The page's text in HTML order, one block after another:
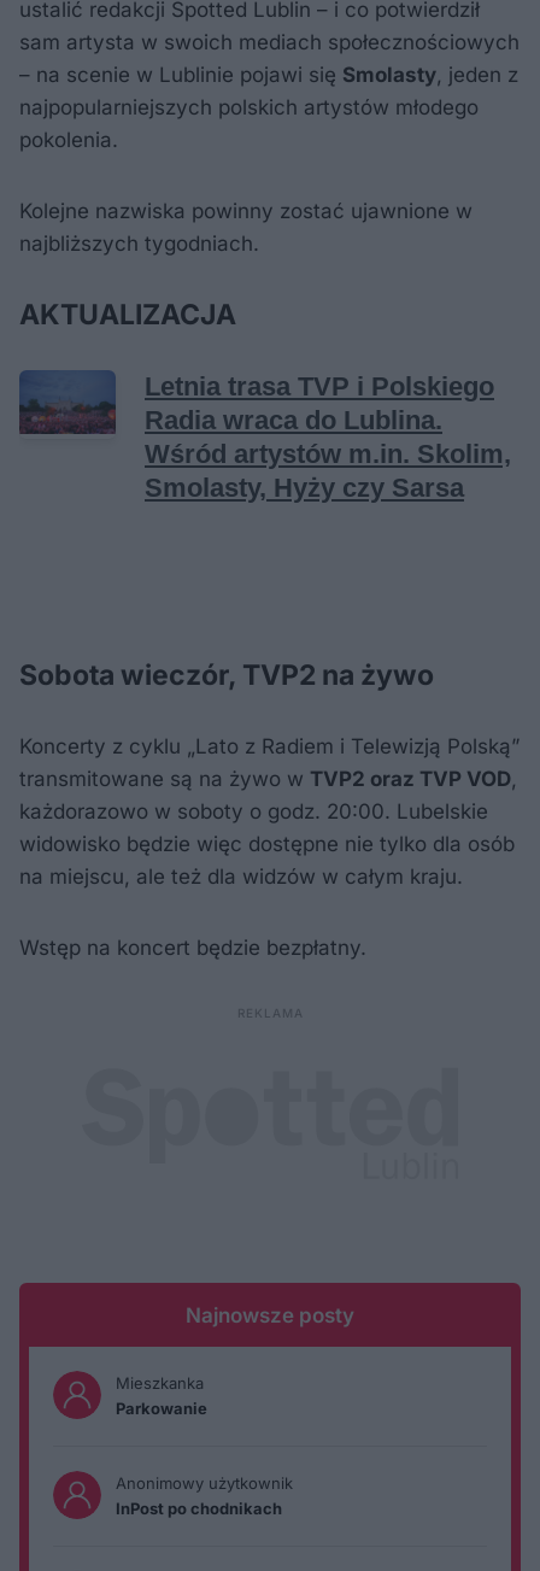
ustalić redakcji Spotted Lublin – i co potwierdził
sam artysta w swoich mediach społecznościowych
– na scenie w Lublinie pojawi się Smolasty , jeden z
najpopularniejszych polskich artystów młodego
pokolenia.
Kolejne nazwiska powinny zostać ujawnione w
najbliższych tygodniach.
AKTUALIZACJA
Sobota wieczór, TVP2 na żywo
Koncerty z cyklu „Lato z Radiem i Telewizją Polską”
transmitowane są na żywo w TVP2 oraz TVP VOD
każdorazowo w soboty o godz. 20:00. Lubelskie
widowisko będzie więc dostępne nie tylko dla osób
na miejscu, ale też dla widzów w całym kraju.
Wstęp na koncert będzie bezpłatny.
Najnowsze posty
Mieszkanka
Parkowanie
Anonimowy użytkownik
InPost po chodnikach